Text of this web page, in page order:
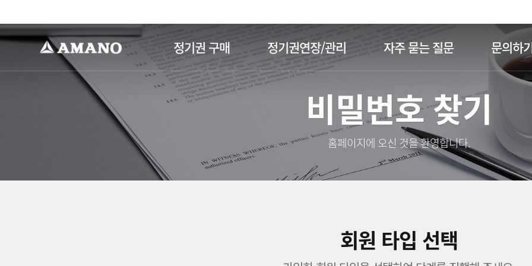
정기권 구매 정기권연장/관리 자주 묻는 질문 문의하
비밀번호 찾기
홈페이지에 오신 것을 환영합니다.
회원 타입 선택